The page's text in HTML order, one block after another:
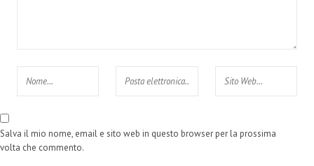
Salva il mio nome, email e sito web in questo browser per la prossima
volta che commento.